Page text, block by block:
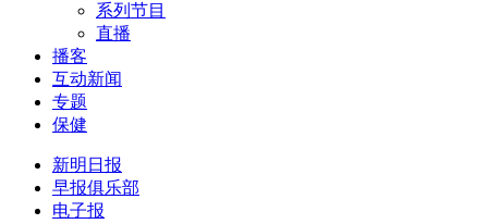
系列节目
直播
播客
互动新闻
专题
保健
新明日报
早报俱乐部
电子报